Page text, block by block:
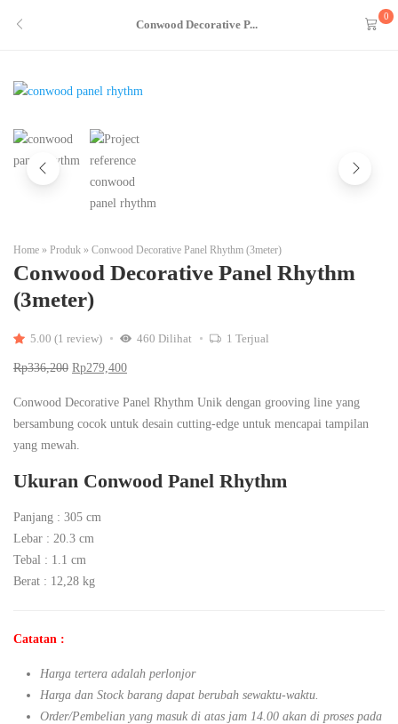
Conwood Decorative P...
0
Home » Produk » Conwood Decorative Panel Rhythm (3meter)
Conwood Decorative Panel Rhythm
(3meter)
5.00 (1 review) 460 Dilihat 1 Terjual
Rp336,200 Rp279,400
Conwood Decorative Panel Rhythm Unik dengan grooving line yang
bersambung cocok untuk desain cutting-edge untuk mencapai tampilan
yang mewah.
Ukuran Conwood Panel Rhythm
Panjang : 305 cm
Lebar : 20.3 cm
Tebal : 1.1 cm
Berat : 12,28 kg
Catatan :
Harga tertera adalah perlonjor
Harga dan Stock barang dapat berubah sewaktu-waktu.
Order/Pembelian yang masuk di atas jam 14.00 akan di proses pada